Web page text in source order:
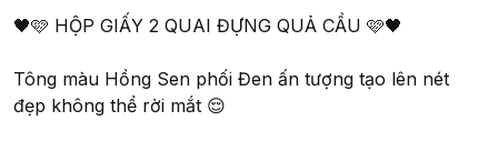
🖤🩷 HỘP GIẤY 2 QUAI ĐỰNG QUẢ CẦU 🩷🖤
Tông màu Hồng Sen phối Đen ấn tượng tạo lên nét
đẹp không thể rời mắt 😌